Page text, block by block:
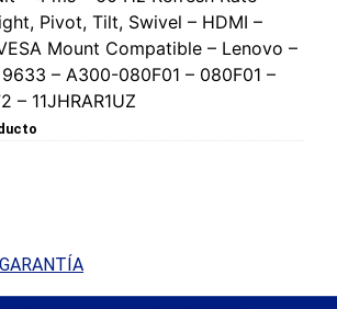
Pivot, Tilt, Swivel – HDMI –
Mount Compatible – Lenovo –
– A300-080F01 – 080F01 –
– 11JHRAR1UZ